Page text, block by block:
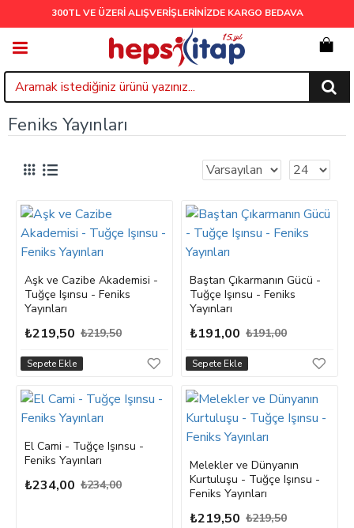
300TL VE ÜZERİ ALIŞVERİŞLERİNİZDE KARGO BEDAVA
Feniks Yayınları
Aşk ve Cazibe Akademisi -
Tuğçe Işınsu - Feniks
Yayınları
₺219,50 ₺219,50
Sepete Ekle
Baştan Çıkarmanın Gücü -
Tuğçe Işınsu - Feniks
Yayınları
₺191,00 ₺191,00
Sepete Ekle
El Cami - Tuğçe Işınsu -
Feniks Yayınları
₺234,00 ₺234,00
Melekler ve Dünyanın
Kurtuluşu - Tuğçe Işınsu -
Feniks Yayınları
₺219,50 ₺219,50